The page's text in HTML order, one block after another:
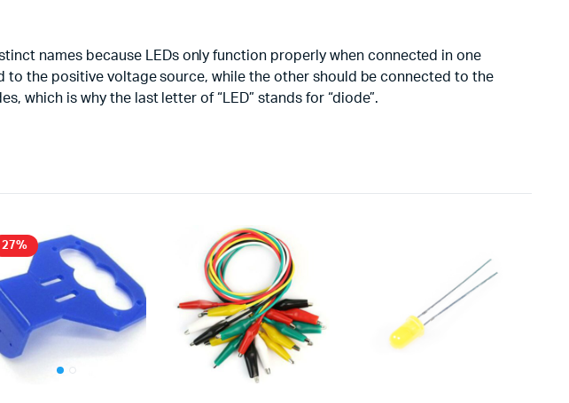
names because LEDs only function properly when connected in one
the positive voltage source, while the other should be connected to the
which is why the last letter of “LED” stands for “diode”.
27%